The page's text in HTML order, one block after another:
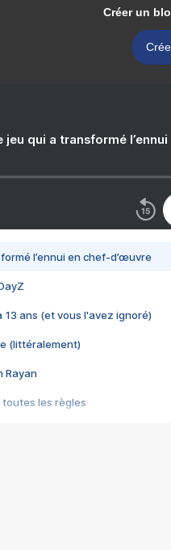
Créer un
jeu qui a transformé
l’ennui en chef-d’œuvre
13 ans (et vous l'avez ignoré)
(littéralement)
Rayan
toutes les règles